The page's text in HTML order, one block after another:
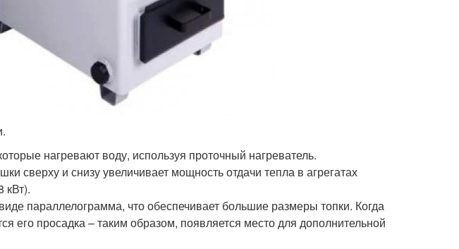
нагревают воду, используя проточный нагреватель.
сверху и снизу увеличивает мощность отдачи тепла в агрегатах
кВт).
параллелограмма, что обеспечивает большие размеры топки. Когда
его просадка – таким образом, появляется место для дополнительной